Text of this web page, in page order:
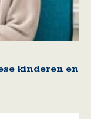
kinderen en